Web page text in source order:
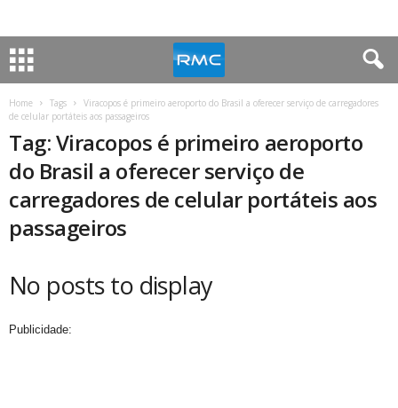
Home Tags
Viracopos é primeiro aeroporto do Brasil a oferecer serviço de carregadores
de celular portáteis aos passageiros
Tag: Viracopos é primeiro aeroporto
do Brasil a oferecer serviço de
carregadores de celular portáteis aos
passageiros
No posts to display
Publicidade: